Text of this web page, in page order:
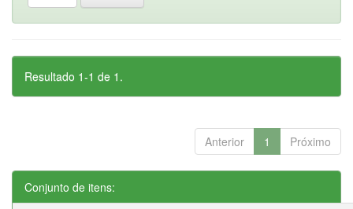
Resultado 1-1 de 1.
Anterior 1 Próximo
Conjunto de itens: